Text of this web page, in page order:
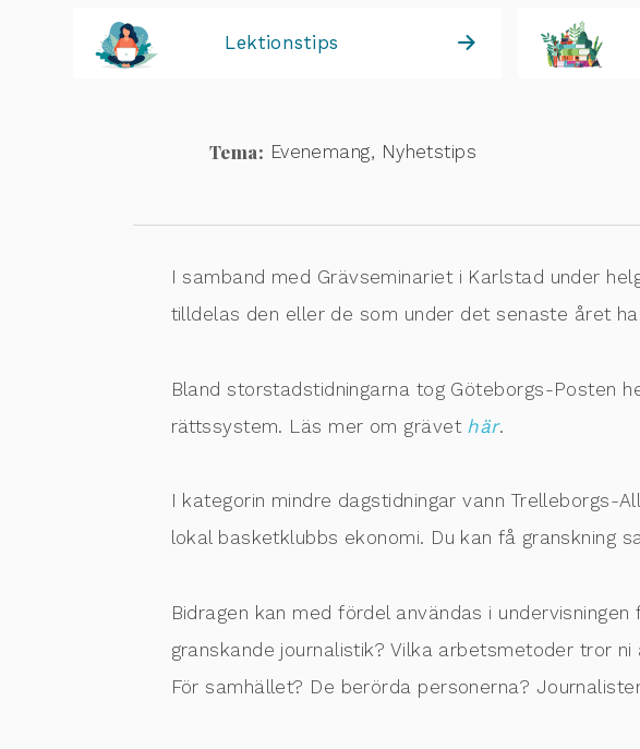
Lektionstips
Tema: Evenemang, Nyhetstips
I samband med Grävseminariet i Karlstad under
tilldelas den eller de som under det senaste året
Bland storstadstidningarna tog Göteborgs-Posten
rättssystem. Läs mer om grävet här.
I kategorin mindre dagstidningar vann Trelleborgs-
lokal basketklubbs ekonomi. Du kan få granskning
Bidragen kan med fördel användas i
granskande journalistik? Vilka arbetsmetoder tror
För samhället? De berörda personerna?